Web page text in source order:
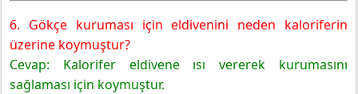
6. Gökçe kuruması için eldivenini neden kaloriferin
üzerine koymuştur?
Cevap: Kalorifer eldivene ısı vererek kurumasını
sağlaması için koymuştur.